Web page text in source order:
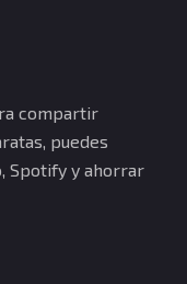
compartir
puedes
Spotify y ahorrar